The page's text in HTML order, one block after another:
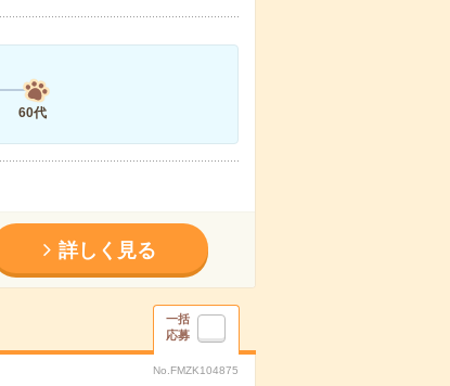
60代
詳しく見る
一括
応募
No.FMZK104875